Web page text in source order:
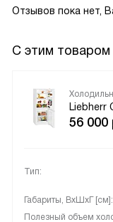
Отзывов пока нет,
С этим
Liebherr
56 000
Тип:
Габариты, ВxШxГ [см]:
Полезный объем